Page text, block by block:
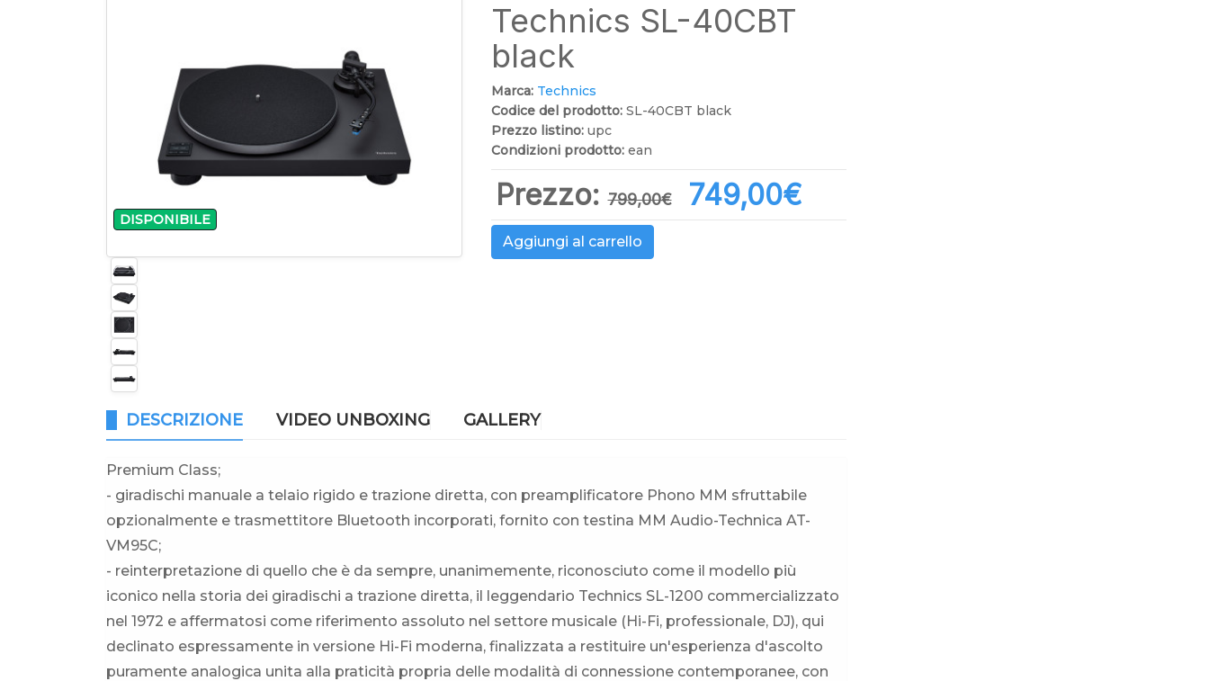
DISPONIBILE
Technics SL-40CBT
black
Marca: Technics
Codice del prodotto: SL-40CBT black
Prezzo listino: upc
Condizioni prodotto: ean
Prezzo:799,00‎€ 749,00‎€
Aggiungi al carrello
DESCRIZIONE VIDEO UNBOXING GALLERY
Premium Class;
- giradischi manuale a telaio rigido e trazione diretta, con preamplificatore Phono MM sfruttabile
opzionalmente e trasmettitore Bluetooth incorporati, fornito con testina MM Audio-Technica AT-
VM95C;
- reinterpretazione di quello che è da sempre, unanimemente, riconosciuto come il modello più
iconico nella storia dei giradischi a trazione diretta, il leggendario Technics SL-1200 commercializzato
nel 1972 e affermatosi come riferimento assoluto nel settore musicale (Hi-Fi, professionale, DJ), qui
declinato espressamente in versione Hi-Fi moderna, finalizzata a restituire un'esperienza d'ascolto
puramente analogica unita alla praticità propria delle modalità di connessione contemporanee, con